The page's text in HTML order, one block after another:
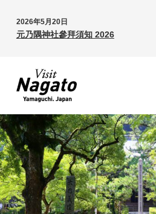
2026年5月20日
元乃隅神社參拜須知 2026